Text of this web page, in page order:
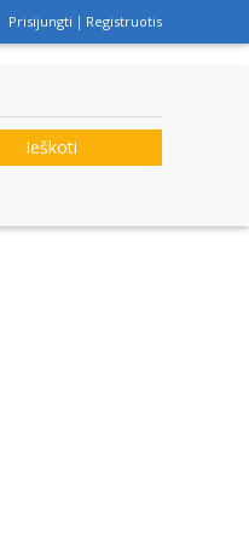
Prisijungti Registruotis
Ieškoti